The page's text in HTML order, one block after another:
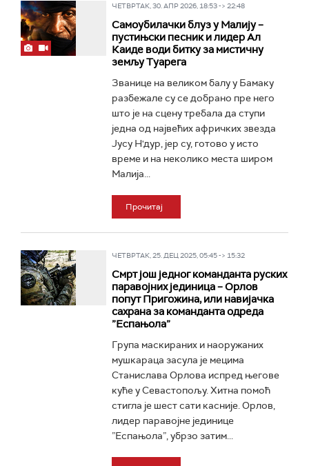
ЧЕТВРТАК, 30. АПР 2026, 18:53 -> 22:48
Самоубилачки блуз у Малију –
пустињски песник и лидер Ал
Каиде води битку за мистичну
земљу Туарега
Званице на великом балу у Бамаку
разбежале су се добрано пре него
што је на сцену требала да ступи
једна од највећих афричких звезда
Јусу Н'дур, јер су, готово у исто
време и на неколико места широм
Малија...
Прочитај
ЧЕТВРТАК, 25. ДЕЦ 2025, 05:45 -> 15:32
Смрт још једног команданта руских
паравојних јединица – Орлов
попут Пригожина, или навијачка
сахрана за команданта одреда
”Еспањола”
Група маскираних и наоружаних
мушкараца засула је мецима
Станислава Орлова испред његове
куће у Севастопољу. Хитна помоћ
стигла је шест сати касније. Орлов,
лидер паравојне јединице
”Еспањола”, убрзо затим...